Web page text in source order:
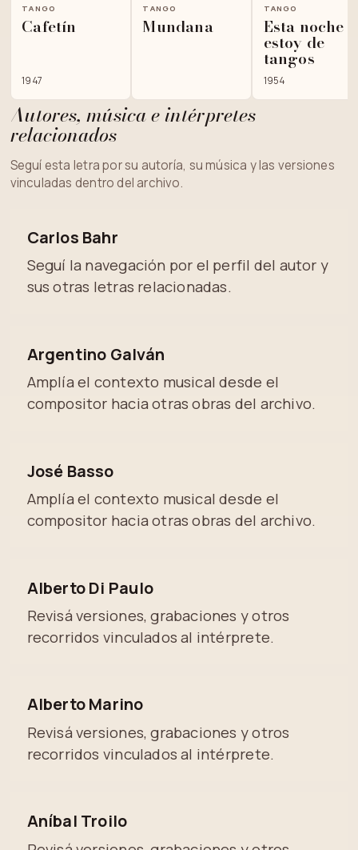
TANGO
Cafetín
1947
TANGO
Mundana
TANGO
Esta noche
estoy de
tangos
1954
Autores, música e intérpretes
relacionados
Seguí esta letra por su autoría, su música y las versiones
vinculadas dentro del archivo.
Carlos Bahr
Seguí la navegación por el perfil del autor y
sus otras letras relacionadas.
Argentino Galván
Amplía el contexto musical desde el
compositor hacia otras obras del archivo.
José Basso
Amplía el contexto musical desde el
compositor hacia otras obras del archivo.
Alberto Di Paulo
Revisá versiones, grabaciones y otros
recorridos vinculados al intérprete.
Alberto Marino
Revisá versiones, grabaciones y otros
recorridos vinculados al intérprete.
Aníbal Troilo